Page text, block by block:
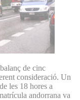
de cinc
consideració. Un
les 18 hores a
andorrana va